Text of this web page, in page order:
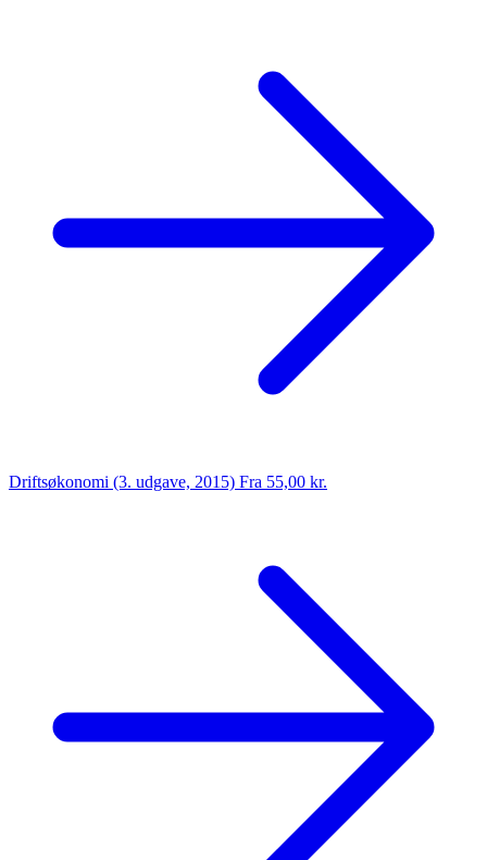
Driftsøkonomi (3. udgave, 2015) Fra 55,00 kr.